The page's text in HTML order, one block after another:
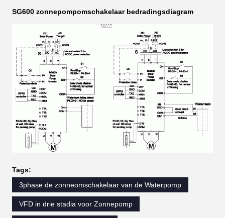
SG600 zonnepompomschakelaar bedradingsdiagram
Tags:
3phase de zonneomschakelaar van de Waterpomp
VFD in drie stadia voor Zonnepomp